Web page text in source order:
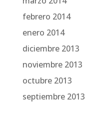
febrero 2014
enero 2014
diciembre 2013
noviembre 2013
octubre 2013
septiembre 2013